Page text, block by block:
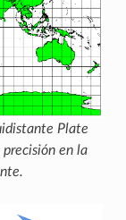
Plate
en la